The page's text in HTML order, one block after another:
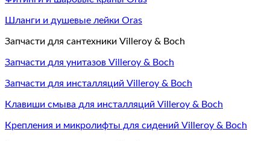
Шланги и душевые лейки Oras
Запчасти для сантехники Villeroy & Boch
Запчасти для унитазов Villeroy & Boch
Запчасти для инсталляций Villeroy & Boch
Клавиши смыва для инсталляций Villeroy & Boch
Крепления и микролифты для сидений Villeroy & Boch